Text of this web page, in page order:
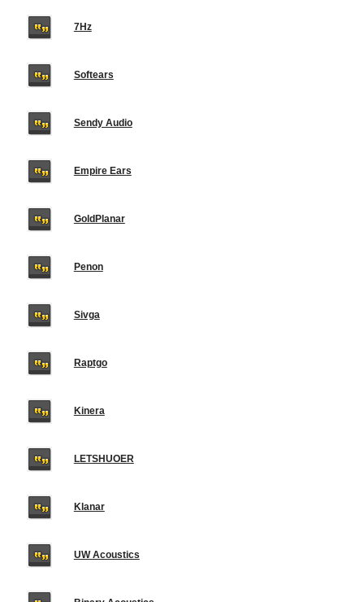
7Hz
Softears
Sendy Audio
Empire Ears
GoldPlanar
Penon
Sivga
Raptgo
Kinera
LETSHUOER
Klanar
UW Acoustics